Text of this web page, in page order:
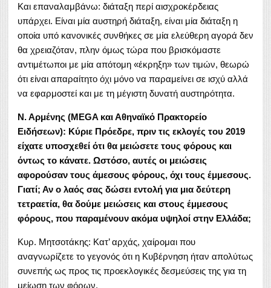
Και επαναλαμβάνω: διάταξη περί αισχροκέρδειας
υπάρχει. Είναι μία αυστηρή διάταξη, είναι μία διάταξη η
οποία υπό κανονικές συνθήκες σε μία ελεύθερη αγορά δεν
θα χρειαζόταν, πλην όμως τώρα που βρισκόμαστε
αντιμέτωποι με μία απότομη «έκρηξη» των τιμών, θεωρώ
ότι είναι απαραίτητο όχι μόνο να παραμείνει σε ισχύ αλλά
να εφαρμοστεί και με τη μέγιστη δυνατή αυστηρότητα.
Ν. Αρμένης (MEGA και Αθηναϊκό Πρακτορείο
Ειδήσεων): Κύριε Πρόεδρε, πριν τις εκλογές του 2019
είχατε υποσχεθεί ότι θα μειώσετε τους φόρους και
όντως το κάνατε. Ωστόσο, αυτές οι μειώσεις
αφορούσαν τους άμεσους φόρους, όχι τους έμμεσους.
Γιατί; Αν ο λαός σας δώσει εντολή για μια δεύτερη
τετραετία, θα δούμε μειώσεις και στους έμμεσους
φόρους, που παραμένουν ακόμα υψηλοί στην Ελλάδα;
Κυρ. Μητσοτάκης: Κατ’ αρχάς, χαίρομαι που
αναγνωρίζετε το γεγονός ότι η Κυβέρνηση ήταν απολύτως
συνεπής ως προς τις προεκλογικές δεσμεύσεις της για τη
μείωση των φόρων.